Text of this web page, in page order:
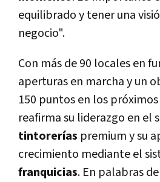
equilibrado y tener una
negocio".
Con más de 90 locales en
aperturas en marcha y un
150 puntos en los próximos
reafirma su liderazgo en el
tintorerías premium y su
crecimiento mediante el
franquicias. En palabras